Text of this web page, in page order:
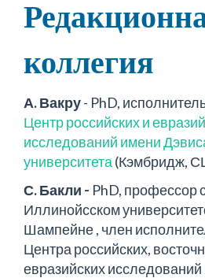
коллегия
А. Вакру- PhD,
Центр российских и
исследований имени
университета(Кэмбридж,
С. Бакли - PhD, профессор
Иллинойсском
Шампейне , член
Центра российских,
евразийских